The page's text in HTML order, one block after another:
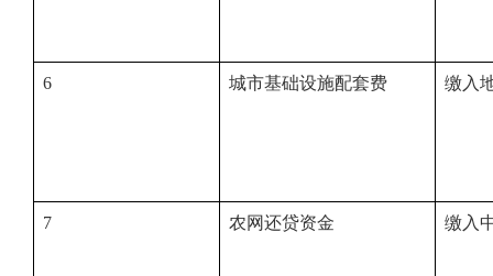
6 城市基础设施配套费 缴入
7 农网还贷资金 缴入